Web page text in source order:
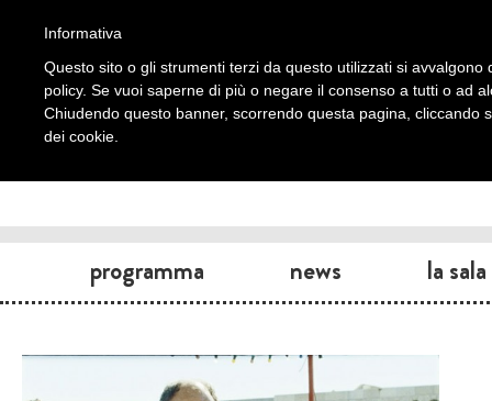
programma news la sala
Informativa
Questo sito o gli strumenti terzi da questo utilizzati si
policy. Se vuoi saperne di più o negare il consenso a tutti o ad
Chiudendo questo banner, scorrendo questa pagina, cliccando
dei cookie.